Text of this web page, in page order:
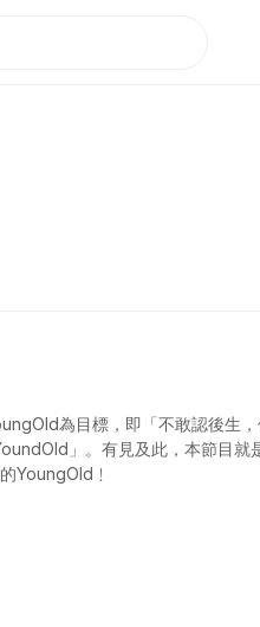
為目標，即「不敢認後生
」。有見及此，本節目就
YoungOld﹗